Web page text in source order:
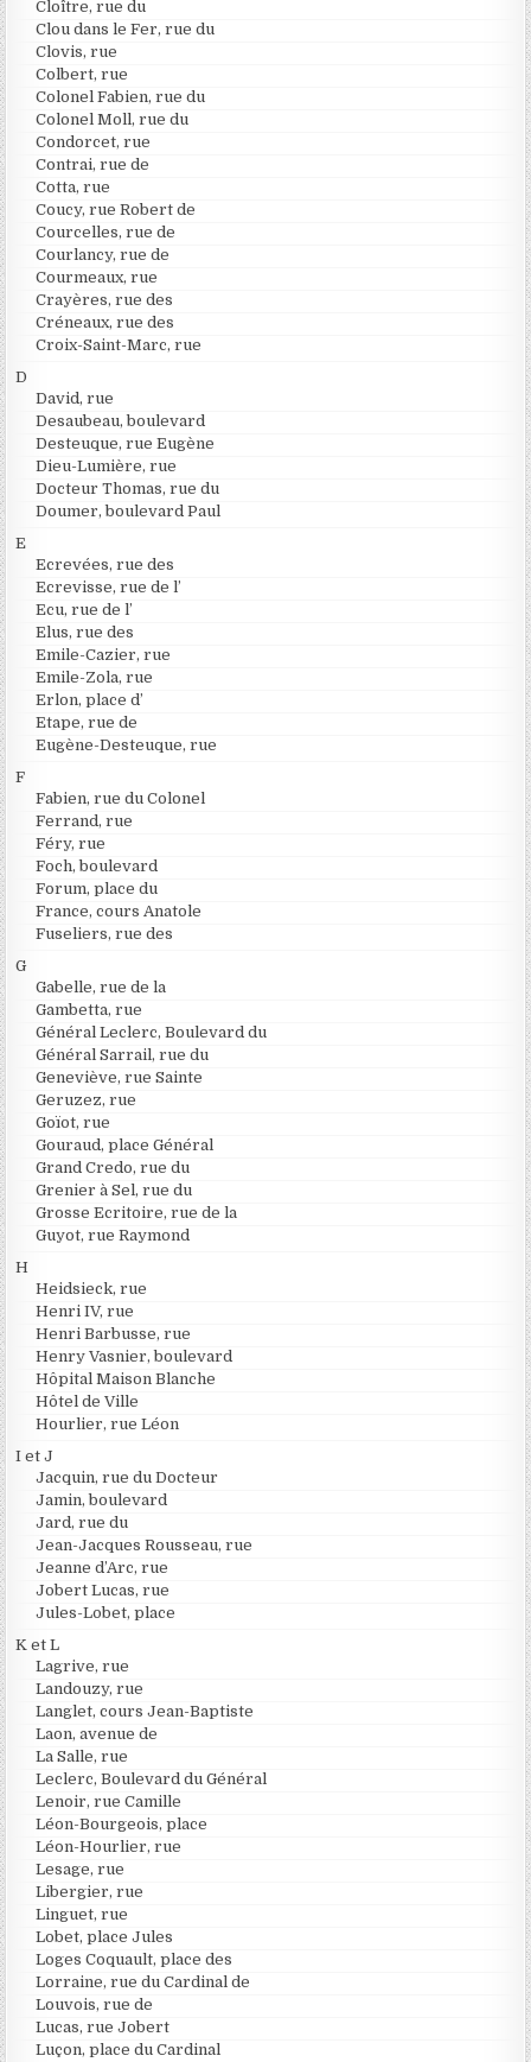
Cloître, rue du
Clou dans le Fer, rue du
Clovis, rue
Colbert, rue
Colonel Fabien, rue du
Colonel Moll, rue du
Condorcet, rue
Contrai, rue de
Cotta, rue
Coucy, rue Robert de
Courcelles, rue de
Courlancy, rue de
Courmeaux, rue
Crayères, rue des
Créneaux, rue des
Croix-Saint-Marc, rue
D
David, rue
Desaubeau, boulevard
Desteuque, rue Eugène
Dieu-Lumière, rue
Docteur Thomas, rue du
Doumer, boulevard Paul
E
Ecrevées, rue des
Ecrevisse, rue de l’
Ecu, rue de l’
Elus, rue des
Emile-Cazier, rue
Emile-Zola, rue
Erlon, place d’
Etape, rue de
Eugène-Desteuque, rue
F
Fabien, rue du Colonel
Ferrand, rue
Féry, rue
Foch, boulevard
Forum, place du
France, cours Anatole
Fuseliers, rue des
G
Gabelle, rue de la
Gambetta, rue
Général Leclerc, Boulevard du
Général Sarrail, rue du
Geneviève, rue Sainte
Geruzez, rue
Goïot, rue
Gouraud, place Général
Grand Credo, rue du
Grenier à Sel, rue du
Grosse Ecritoire, rue de la
Guyot, rue Raymond
H
Heidsieck, rue
Henri IV, rue
Henri Barbusse, rue
Henry Vasnier, boulevard
Hôpital Maison Blanche
Hôtel de Ville
Hourlier, rue Léon
I et J
Jacquin, rue du Docteur
Jamin, boulevard
Jard, rue du
Jean-Jacques Rousseau, rue
Jeanne d’Arc, rue
Jobert Lucas, rue
Jules-Lobet, place
K et L
Lagrive, rue
Landouzy, rue
Langlet, cours Jean-Baptiste
Laon, avenue de
La Salle, rue
Leclerc, Boulevard du Général
Lenoir, rue Camille
Léon-Bourgeois, place
Léon-Hourlier, rue
Lesage, rue
Libergier, rue
Linguet, rue
Lobet, place Jules
Loges Coquault, place des
Lorraine, rue du Cardinal de
Louvois, rue de
Lucas, rue Jobert
Luçon, place du Cardinal